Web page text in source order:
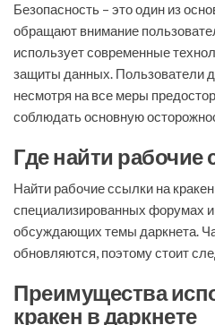
Безопасность – это один из
обращают внимание
использует современные
защиты данных. Пользователи
несмотря на все меры
соблюдать основную
Где найти рабочие
Найти рабочие ссылки на
специализированных форумах
обсуждающих темы даркнета.
обновляются, поэтому стоит
Преимущества
кракен в даркнете